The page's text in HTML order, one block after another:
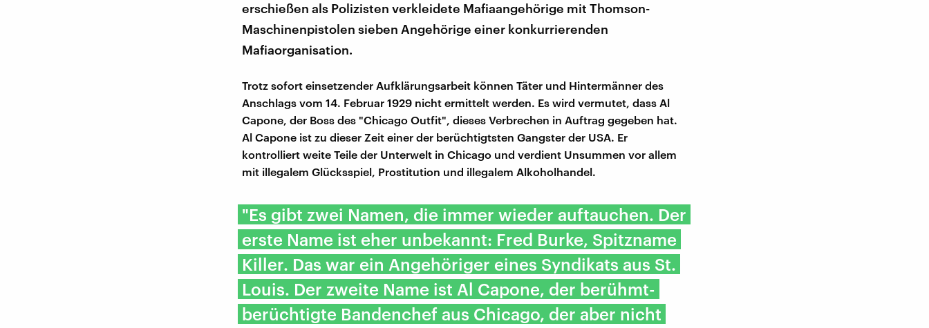
erschießen als Polizisten verkleidete Mafiaangehörige mit Thomson-
Maschinenpistolen sieben Angehörige einer konkurrierenden
Mafiaorganisation.
Trotz sofort einsetzender Aufklärungsarbeit können Täter und Hintermänner des
Anschlags vom 14. Februar 1929 nicht ermittelt werden. Es wird vermutet, dass Al
Capone, der Boss des "Chicago Outfit", dieses Verbrechen in Auftrag gegeben hat.
Al Capone ist zu dieser Zeit einer der berüchtigtsten Gangster der USA. Er
kontrolliert weite Teile der Unterwelt in Chicago und verdient Unsummen vor allem
mit illegalem Glücksspiel, Prostitution und illegalem Alkoholhandel.
"Es gibt zwei Namen, die immer wieder auftauchen. Der
erste Name ist eher unbekannt: Fred Burke, Spitzname
Killer. Das war ein Angehöriger eines Syndikats aus St.
Louis. Der zweite Name ist Al Capone, der berühmt-
berüchtigte Bandenchef aus Chicago, der aber nicht